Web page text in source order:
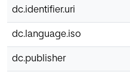
dc.identifier.uri
dc.language.iso
dc.publisher